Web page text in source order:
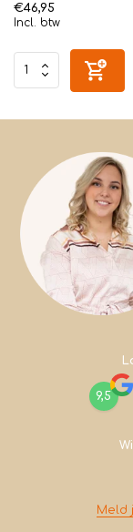
€46,95
Incl. btw
9,5
Meld